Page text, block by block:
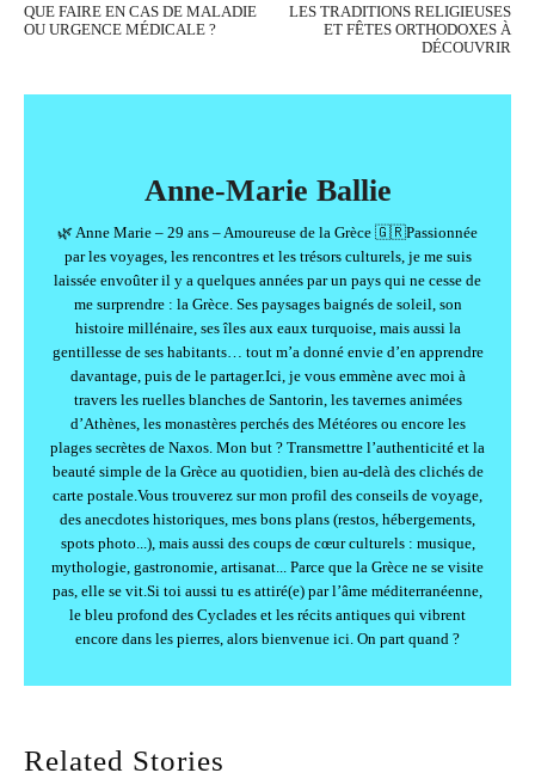
QUE FAIRE EN CAS DE MALADIE
OU URGENCE MÉDICALE ?
LES TRADITIONS RELIGIEUSES
ET FÊTES ORTHODOXES À
DÉCOUVRIR
Anne-Marie Ballie
🌿 Anne Marie – 29 ans – Amoureuse de la Grèce 🇬🇷Passionnée
par les voyages, les rencontres et les trésors culturels, je me suis
laissée envoûter il y a quelques années par un pays qui ne cesse de
me surprendre : la Grèce. Ses paysages baignés de soleil, son
histoire millénaire, ses îles aux eaux turquoise, mais aussi la
gentillesse de ses habitants… tout m’a donné envie d’en apprendre
davantage, puis de le partager.Ici, je vous emmène avec moi à
travers les ruelles blanches de Santorin, les tavernes animées
d’Athènes, les monastères perchés des Météores ou encore les
plages secrètes de Naxos. Mon but ? Transmettre l’authenticité et la
beauté simple de la Grèce au quotidien, bien au-delà des clichés de
carte postale.Vous trouverez sur mon profil des conseils de voyage,
des anecdotes historiques, mes bons plans (restos, hébergements,
spots photo...), mais aussi des coups de cœur culturels : musique,
mythologie, gastronomie, artisanat... Parce que la Grèce ne se visite
pas, elle se vit.Si toi aussi tu es attiré(e) par l’âme méditerranéenne,
le bleu profond des Cyclades et les récits antiques qui vibrent
encore dans les pierres, alors bienvenue ici. On part quand ?
Related Stories